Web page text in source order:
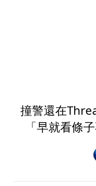
撞警還在
「早就看條